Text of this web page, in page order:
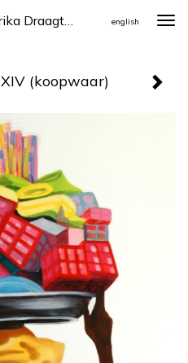
Maria Van 't Hullenaar - Afrika Draagt XIV (koopwaar) english
(koopwaar)